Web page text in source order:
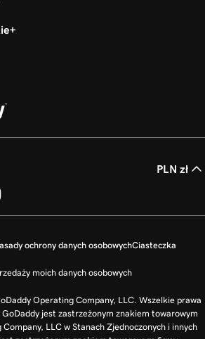
PLN zł
ochrony danych osobowychCiasteczka
moich danych osobowych
Operating Company, LLC. Wszelkie prawa
GoDaddy jest zastrzeżonym znakiem towarowym
LLC w Stanach Zjednoczonych i innych